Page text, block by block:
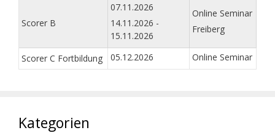
Scorer B
07.11.2026
14.11.2026 -
15.11.2026
Online Seminar
Freiberg
Scorer C Fortbildung 05.12.2026 Online Seminar
Kategorien